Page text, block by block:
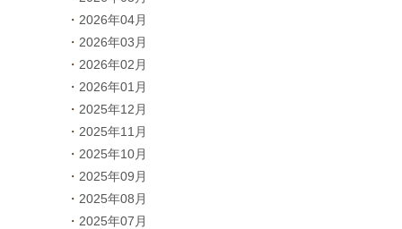
2026年04月
2026年03月
2026年02月
2026年01月
2025年12月
2025年11月
2025年10月
2025年09月
2025年08月
2025年07月